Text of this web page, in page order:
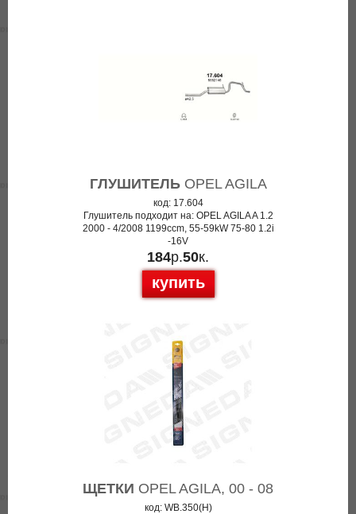
ГЛУШИТЕЛЬOPEL AGILA
код: 17.604
Глушитель подходит на: OPEL AGILA A 1.2
2000 - 4/2008 1199ccm, 55-59kW 75-80 1.2i
-16V
184р.50к.
купить
ЩЕТКИ OPEL AGILA, 00 - 08
код: WB.350(H)